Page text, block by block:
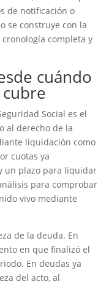
de notificación o
se construye con la
completa y
cuándo
Social es el
al derecho de la
liquidación como
cuotas ya
un plazo para liquidar
para comprobar
vivo mediante
de la deuda. En
en que finalizó el
En deudas ya
del acto, al